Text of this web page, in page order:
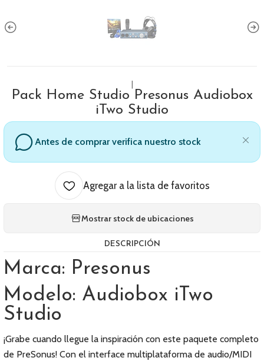
Pack Home Studio Presonus Audiobox
iTwo Studio
Antes de comprar verifica nuestro stock
Agregar a la lista de favoritos
Mostrar stock de ubicaciones
DESCRIPCIÓN
Marca: Presonus
Modelo: Audiobox iTwo
Studio
¡Grabe cuando llegue la inspiración con este paquete completo
de PreSonus! Con el interface multiplataforma de audio/MIDI